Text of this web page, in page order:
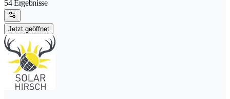
54 Ergebnisse
Jetzt geöffnet